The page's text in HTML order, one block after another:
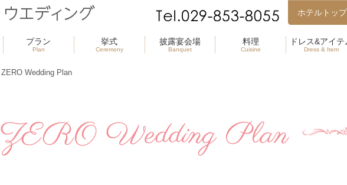
ホテルトップ
プラン
Plan
挙式
Ceremony
披露宴会場
Banquet
料理
Cuisine
ドレス&アイテ
Dress & Item
ZERO Wedding Plan
ZERO Wedding Plan